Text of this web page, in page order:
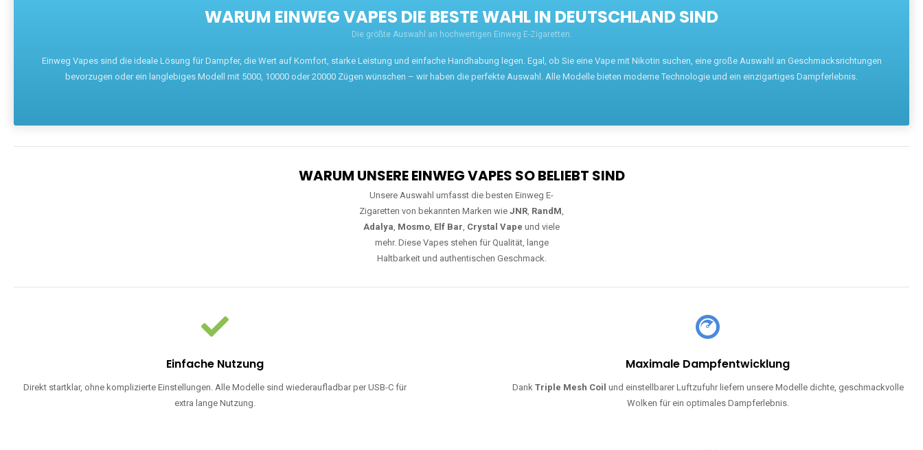
WARUM EINWEG VAPES DIE BESTE WAHL IN DEUTSCHLAND SIND
Die größte Auswahl an hochwertigen Einweg E-Zigaretten.
Einweg Vapes sind die ideale Lösung für Dampfer, die Wert auf Komfort, starke Leistung und einfache Handhabung legen. Egal, ob Sie eine Vape mit Nikotin suchen, eine große Auswahl an Geschmacksrichtungen
bevorzugen oder ein langlebiges Modell mit 5000, 10000 oder 20000 Zügen wünschen – wir haben die perfekte Auswahl. Alle Modelle bieten moderne Technologie und ein einzigartiges Dampferlebnis.
WARUM UNSERE EINWEG VAPES SO BELIEBT SIND
Unsere Auswahl umfasst die besten Einweg E-
Zigaretten von bekannten Marken wie JNR, RandM,
Adalya, Mosmo, Elf Bar, Crystal Vape und viele
mehr. Diese Vapes stehen für Qualität, lange
Haltbarkeit und authentischen Geschmack.
Einfache Nutzung
Direkt startklar, ohne komplizierte Einstellungen. Alle Modelle sind wiederaufladbar per USB-C für
extra lange Nutzung.
Maximale Dampfentwicklung
Dank Triple Mesh Coil und einstellbarer Luftzufuhr liefern unsere Modelle dichte, geschmackvolle
Wolken für ein optimales Dampferlebnis.